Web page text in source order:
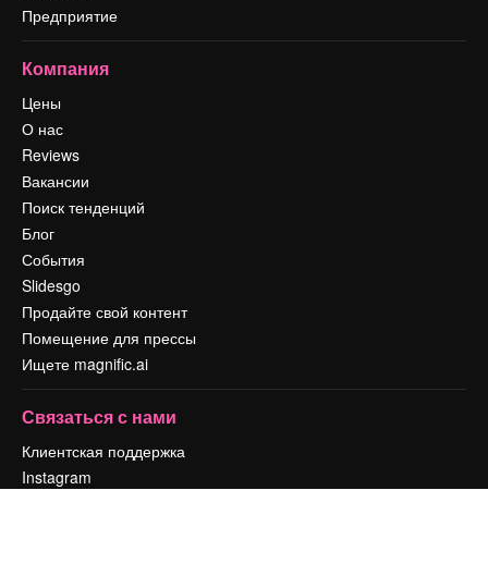
Предприятие
Компания
Цены
О нас
Reviews
Вакансии
Поиск тенденций
Блог
События
Slidesgo
Продайте свой контент
Помещение для прессы
Ищете magnific.ai
Связаться с нами
Клиентская поддержка
Instagram